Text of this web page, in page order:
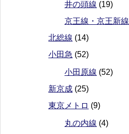
井の頭線 (19)
京王線・京王新線
北総線 (14)
小田急 (52)
小田原線 (52)
新京成 (25)
東京メトロ (9)
丸の内線 (4)